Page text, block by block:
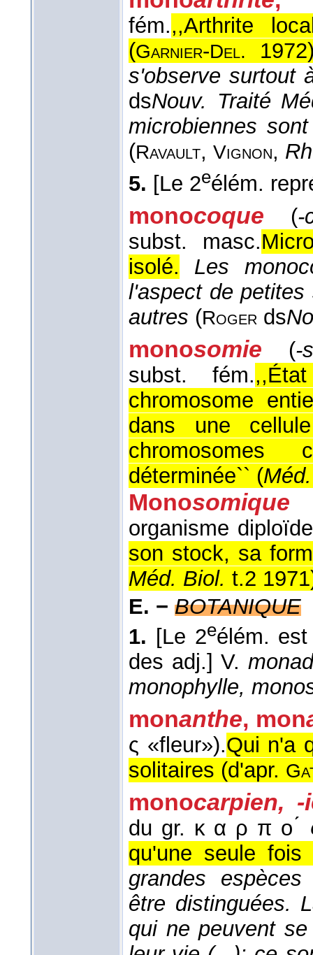
fém.,,Arthrite
(Garnier-Del. 1972
s'observe surtout
dsNouv. Traité
microbiennes
(Ravault, Vignon,
5. [Le 2eélém.
monocoque (-
subst. masc.
isolé.
Les
l'aspect de
autres (Roger ds
monosomie (-
subst. fém.
chromosome
dans une
déterminée`` (
Monosomique
organisme
son stock, sa
Méd. Biol. t.2 1971
E. − BOTANIQUE
1. [Le 2eélém.
des adj.] V.
monophylle,
monanthe, mon
ς «fleur»).Qui n'a
solitaires (d'apr.
monocarpien, -
du gr. κ α ρ π ο
qu'une seule fois
grandes
être distinguées.
qui ne peuvent